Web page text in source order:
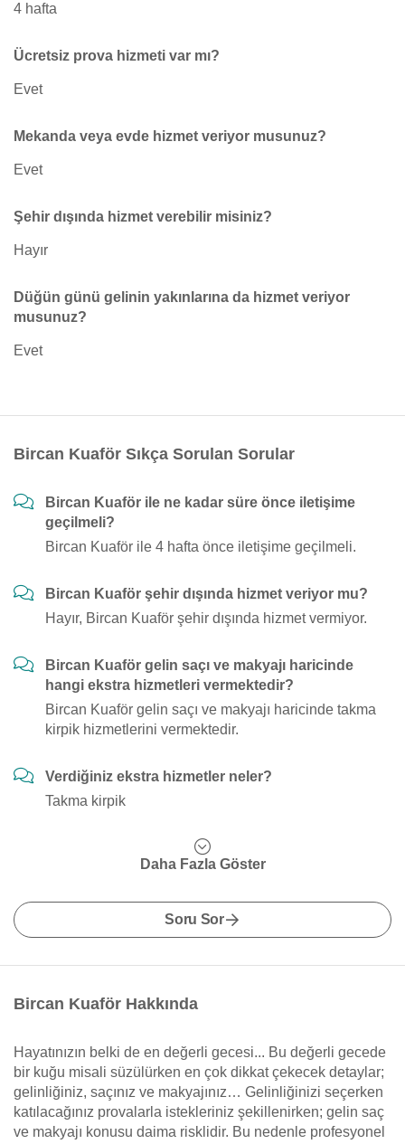
4 hafta
Ücretsiz prova hizmeti var mı?
Evet
Mekanda veya evde hizmet veriyor musunuz?
Evet
Şehir dışında hizmet verebilir misiniz?
Hayır
Düğün günü gelinin yakınlarına da hizmet veriyor
musunuz?
Evet
Bircan Kuaför Sıkça Sorulan Sorular
Bircan Kuaför ile ne kadar süre önce iletişime
geçilmeli?
Bircan Kuaför ile 4 hafta önce iletişime geçilmeli.
Bircan Kuaför şehir dışında hizmet veriyor mu?
Hayır, Bircan Kuaför şehir dışında hizmet vermiyor.
Bircan Kuaför gelin saçı ve makyajı haricinde
hangi ekstra hizmetleri vermektedir?
Bircan Kuaför gelin saçı ve makyajı haricinde takma
kirpik hizmetlerini vermektedir.
Verdiğiniz ekstra hizmetler neler?
Takma kirpik
Daha Fazla Göster
Soru Sor
Bircan Kuaför Hakkında
Hayatınızın belki de en değerli gecesi... Bu değerli gecede
bir kuğu misali süzülürken en çok dikkat çekecek detaylar;
gelinliğiniz, saçınız ve makyajınız… Gelinliğinizi seçerken
katılacağınız provalarla istekleriniz şekillenirken; gelin saç
ve makyajı konusu daima risklidir. Bu nedenle profesyonel